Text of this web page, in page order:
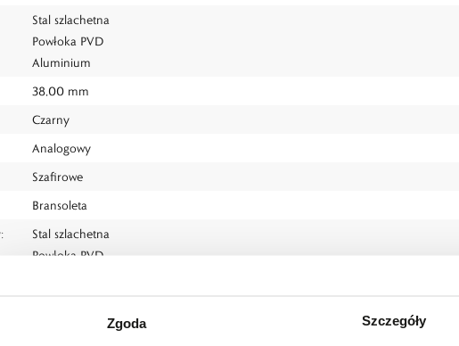
Zgoda Szczegóły
Stal szlachetna
Powłoka PVD
Aluminium
38,00 mm
Czarny
Analogowy
Szafirowe
Bransoleta
Stal szlachetna
Powłoka PVD